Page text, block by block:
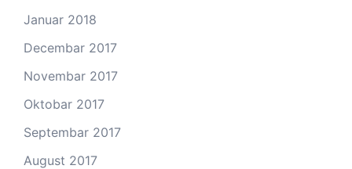
Januar 2018
Decembar 2017
Novembar 2017
Oktobar 2017
Septembar 2017
August 2017